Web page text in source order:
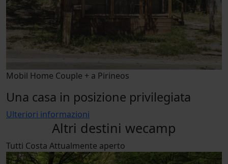
Mobil Home Couple + a Pirineos
Una casa in posizione privilegiata
Ulteriori informazioni
Altri destini wecamp
Tutti Costa Attualmente aperto